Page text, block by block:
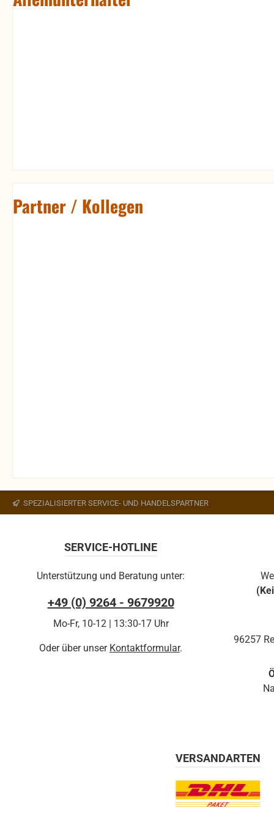
Partner / Kollegen
SPEZIALISIERTER SERVICE- UND HANDELSPARTNER
SERVICE-HOTLINE
Unterstützung und Beratung unter:
+49 (0) 9264 - 9679920
Mo-Fr, 10-12 | 13:30-17 Uhr
Oder über unser Kontaktformular.
96257
VERSANDARTEN